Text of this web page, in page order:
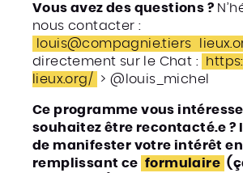
Vous avez des questions ?
nous contacter :
louis@compagnie.tiers
directement sur le Chat :
lieux.org/
> @louis_michel
Ce programme vous
souhaitez être recontacté.e ?
de manifester votre intérêt en
remplissant ce formulaire